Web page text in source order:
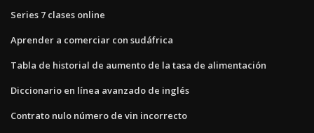
Series 7 clases online
Aprender a comerciar con sudáfrica
Tabla de historial de aumento de la tasa de alimentación
Diccionario en línea avanzado de inglés
Contrato nulo número de vin incorrecto